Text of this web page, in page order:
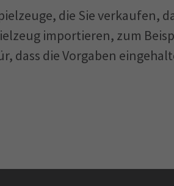
die Sie verkaufen,
importieren, zum
dass die Vorgaben